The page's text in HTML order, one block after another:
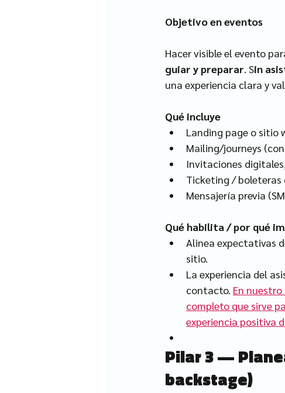
Objetivo en eventos
Hacer visible el evento
guiar y preparar. Sin
una experiencia clara y
Qué incluye
Landing page o sitio
Mailing/journeys
Invitaciones
Ticketing / boleteras
Mensajería previa
Qué habilita / por qué
Alinea expectativas
sitio.
La experiencia del
contacto. En
completo que sirve
experiencia positiva
Pilar 3 —
backstage)